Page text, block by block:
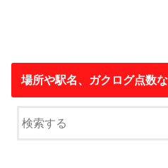
場所や駅名、ガクログ点数